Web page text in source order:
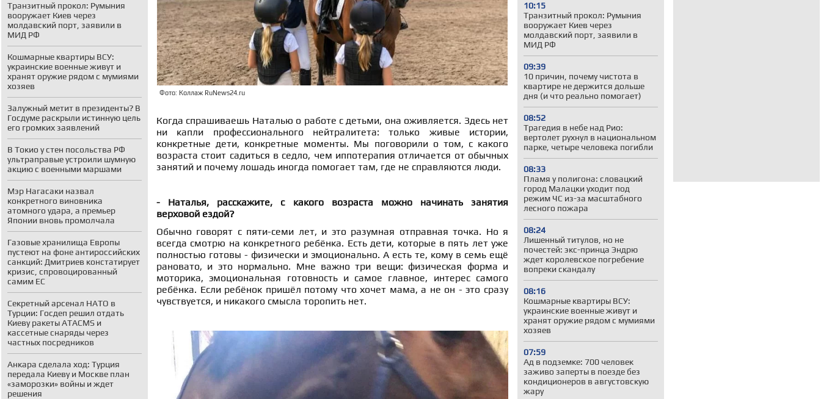
Транзитный прокол: Румыния
вооружает Киев через
молдавский порт, заявили в
МИД РФ
Кошмарные квартиры ВСУ:
украинские военные живут и
хранят оружие рядом с мумиями
хозяев
Залужный метит в президенты? В
Госдуме раскрыли истинную цель
его громких заявлений
В Токио у стен посольства РФ
ультраправые устроили шумную
акцию с военными маршами
Мэр Нагасаки назвал
конкретного виновника
атомного удара, а премьер
Японии вновь промолчала
Газовые хранилища Европы
пустеют на фоне антироссийских
санкций: Дмитриев констатирует
кризис, спровоцированный
самим ЕС
Секретный арсенал НАТО в
Турции: Госдеп решил отдать
Киеву ракеты ATACMS и
кассетные снаряды через
частных посредников
Анкара сделала ход: Турция
передала Киеву и Москве план
«заморозки» войны и ждет
решения
10:15
Транзитный прокол: Румыния
вооружает Киев через
молдавский порт, заявили в
МИД РФ
09:39
10 причин, почему чистота в
квартире не держится дольше
дня (и что реально помогает)
08:52
Трагедия в небе над Рио:
вертолет рухнул в национальном
парке, четыре человека погибли
08:33
Пламя у полигона: словацкий
город Малацки уходит под
режим ЧС из-за масштабного
лесного пожара
08:24
Лишенный титулов, но не
почестей: экс-принца Эндрю
ждет королевское погребение
вопреки скандалу
08:16
Кошмарные квартиры ВСУ:
украинские военные живут и
хранят оружие рядом с мумиями
хозяев
07:59
Ад в подземке: 700 человек
заживо заперты в поезде без
кондиционеров в августовскую
жару
Фото: Коллаж RuNews24.ru
Когда спрашиваешь Наталью о работе с детьми, она оживляется. Здесь нет
ни капли профессионального нейтралитета: только живые истории,
конкретные дети, конкретные моменты. Мы поговорили о том, с какого
возраста стоит садиться в седло, чем иппотерапия отличается от обычных
занятий и почему лошадь иногда помогает там, где не справляются люди.
- Наталья, расскажите, с какого возраста можно начинать занятия
верховой ездой?
Обычно говорят с пяти-семи лет, и это разумная отправная точка. Но я
всегда смотрю на конкретного ребёнка. Есть дети, которые в пять лет уже
полностью готовы - физически и эмоционально. А есть те, кому в семь ещё
рановато, и это нормально. Мне важно три вещи: физическая форма и
моторика, эмоциональная готовность и самое главное, интерес самого
ребёнка. Если ребёнок пришёл потому что хочет мама, а не он - это сразу
чувствуется, и никакого смысла торопить нет.